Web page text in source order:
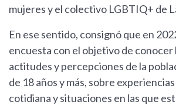
mujeres y el colectivo LGBTIQ+ de
En ese sentido, consignó que en
encuesta con el objetivo de conocer
actitudes y percepciones de la
de 18 años y más, sobre
cotidiana y situaciones en las que